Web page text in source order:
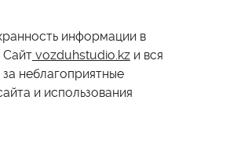
информации в
Сайт vozduhstudio.kz и вся
неблагоприятные
и использования